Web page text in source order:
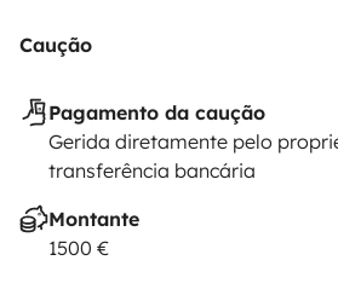
Caução
Pagamento da caução
Gerida diretamente pelo
transferência bancária
Montante
1500 €